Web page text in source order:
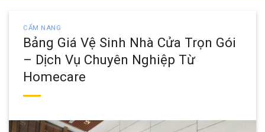
CẨM NANG
Bảng Giá Vệ Sinh Nhà Cửa Trọn Gói
– Dịch Vụ Chuyên Nghiệp Từ
Homecare